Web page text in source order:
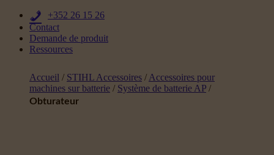
+352 26 15 26
Contact
Demande de produit
Ressources
Accueil / STIHL Accessoires / Accessoires pour
machines sur batterie / Système de batterie AP /
Obturateur